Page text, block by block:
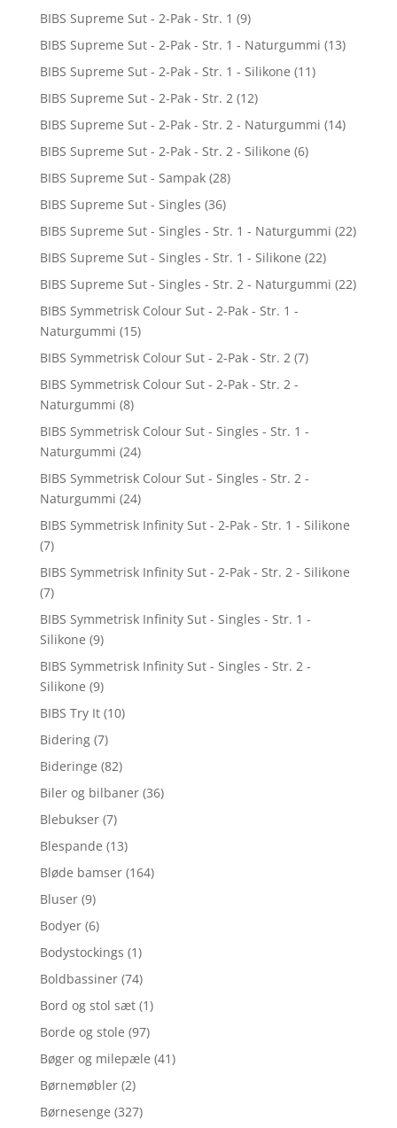
BIBS Supreme Sut - 2-Pak - Str. 1 (9)
BIBS Supreme Sut - 2-Pak - Str. 1 - Naturgummi (13)
BIBS Supreme Sut - 2-Pak - Str. 1 - Silikone (11)
BIBS Supreme Sut - 2-Pak - Str. 2 (12)
BIBS Supreme Sut - 2-Pak - Str. 2 - Naturgummi (14)
BIBS Supreme Sut - 2-Pak - Str. 2 - Silikone (6)
BIBS Supreme Sut - Sampak (28)
BIBS Supreme Sut - Singles (36)
BIBS Supreme Sut - Singles - Str. 1 - Naturgummi (22)
BIBS Supreme Sut - Singles - Str. 1 - Silikone (22)
BIBS Supreme Sut - Singles - Str. 2 - Naturgummi (22)
BIBS Symmetrisk Colour Sut - 2-Pak - Str. 1 -
Naturgummi (15)
BIBS Symmetrisk Colour Sut - 2-Pak - Str. 2 (7)
BIBS Symmetrisk Colour Sut - 2-Pak - Str. 2 -
Naturgummi (8)
BIBS Symmetrisk Colour Sut - Singles - Str. 1 -
Naturgummi (24)
BIBS Symmetrisk Colour Sut - Singles - Str. 2 -
Naturgummi (24)
BIBS Symmetrisk Infinity Sut - 2-Pak - Str. 1 - Silikone
(7)
BIBS Symmetrisk Infinity Sut - 2-Pak - Str. 2 - Silikone
(7)
BIBS Symmetrisk Infinity Sut - Singles - Str. 1 -
Silikone (9)
BIBS Symmetrisk Infinity Sut - Singles - Str. 2 -
Silikone (9)
BIBS Try It (10)
Bidering (7)
Bideringe (82)
Biler og bilbaner (36)
Blebukser (7)
Blespande (13)
Bløde bamser (164)
Bluser (9)
Bodyer (6)
Bodystockings (1)
Boldbassiner (74)
Bord og stol sæt (1)
Borde og stole (97)
Bøger og milepæle (41)
Børnemøbler (2)
Børnesenge (327)